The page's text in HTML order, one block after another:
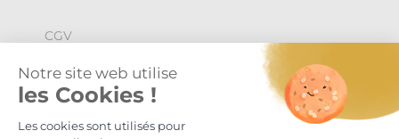
CGV
Politique de confidentialité